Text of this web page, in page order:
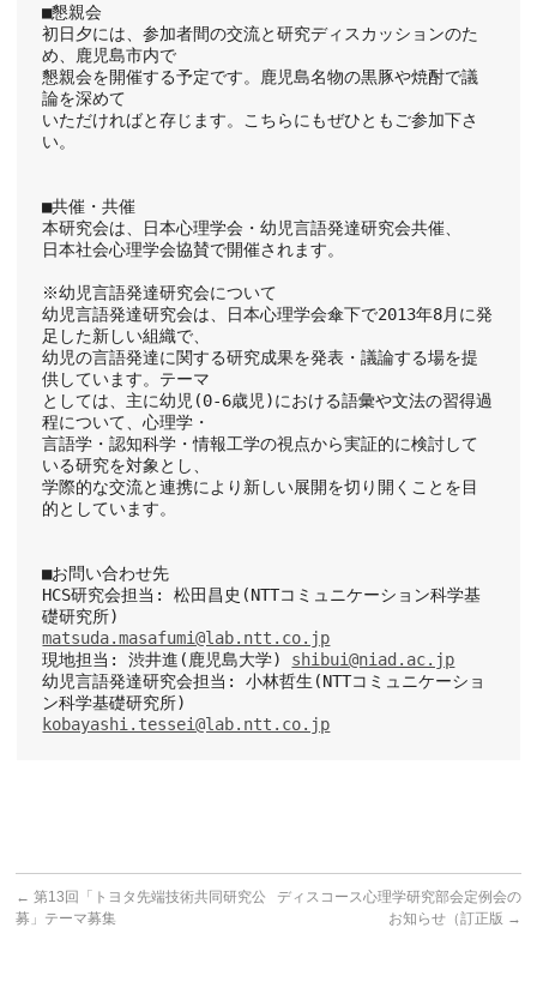
■懇親会
初日夕には、参加者間の交流と研究ディスカッションのた
め、鹿児島市内で
懇親会を開催する予定です。鹿児島名物の黒豚や焼酎で議
論を深めて
いただければと存じます。こちらにもぜひともご参加下さ
い。
■共催・共催
本研究会は、日本心理学会・幼児言語発達研究会共催、
日本社会心理学会協賛で開催されます。
※幼児言語発達研究会について
幼児言語発達研究会は、日本心理学会傘下で2013年8月に発
足した新しい組織で、
幼児の言語発達に関する研究成果を発表・議論する場を提
供しています。テーマ
としては、主に幼児(0-6歳児)における語彙や文法の習得過
程について、心理学・
言語学・認知科学・情報工学の視点から実証的に検討して
いる研究を対象とし、
学際的な交流と連携により新しい展開を切り開くことを目
的としています。
■お問い合わせ先
HCS研究会担当: 松田昌史(NTTコミュニケーション科学基
礎研究所)
matsuda.masafumi@lab.ntt.co.jp
現地担当: 渋井進(鹿児島大学) shibui@niad.ac.jp
幼児言語発達研究会担当: 小林哲生(NTTコミュニケーショ
ン科学基礎研究所)
kobayashi.tessei@lab.ntt.co.jp
← 第13回「トヨタ先端技術共同研究公
募」テーマ募集
ディスコース心理学研究部会定例会の
お知らせ（訂正版 →